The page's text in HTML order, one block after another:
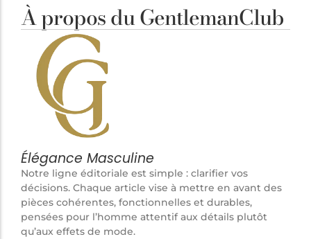
À propos du GentlemanClub
Élégance Masculine
Notre ligne éditoriale est simple : clarifier vos
décisions. Chaque article vise à mettre en avant des
pièces cohérentes, fonctionnelles et durables,
pensées pour l’homme attentif aux détails plutôt
qu’aux effets de mode.